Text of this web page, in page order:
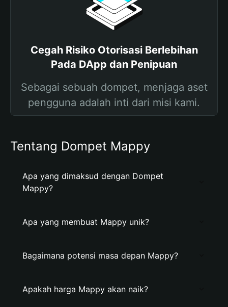
Cegah Risiko Otorisasi Berlebihan
Pada DApp dan Penipuan
Sebagai sebuah dompet, menjaga aset
pengguna adalah inti dari misi kami.
Tentang Dompet Mappy
Apa yang dimaksud dengan Dompet
Mappy?
Apa yang membuat Mappy unik?
Bagaimana potensi masa depan Mappy?
Apakah harga Mappy akan naik?